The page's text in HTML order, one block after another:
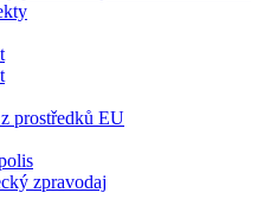
prostředků EU
zpravodaj